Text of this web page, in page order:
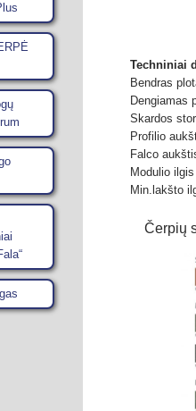
Techniniai
Bendras
Dengiamas
Skardos
Profilio
Falco
Modulio
Min.lakšto
Čerpių